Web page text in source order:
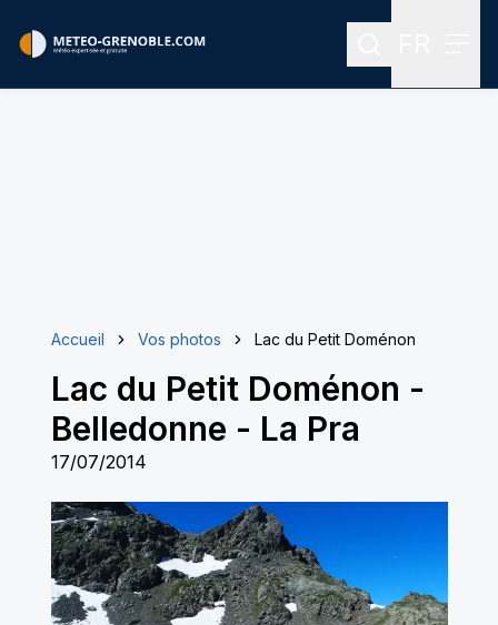
Rechercher
Accueil Vos photos Lac du Petit Doménon
Lac du Petit Doménon -
Belledonne - La Pra
17/07/2014